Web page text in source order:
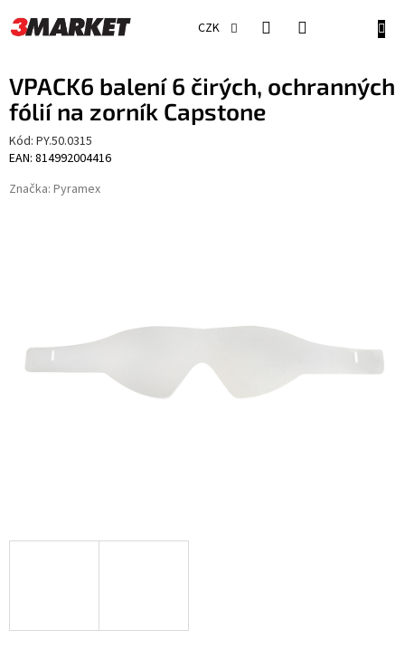
na
obsah
CZK
VPACK6 balení 6 čirých, ochranných
fólií na zorník Capstone
Kód: PY.50.0315
EAN: 814992004416
Značka: Pyramex